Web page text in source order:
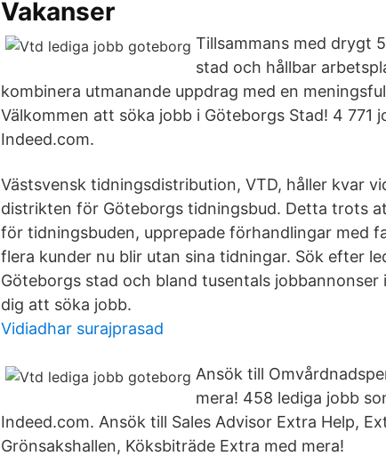
Vakanser
Tillsammans med drygt
stad och hållbar
kombinera utmanande uppdrag med en
Välkommen att söka jobb i Göteborgs Stad! 4 771
Indeed.com.
Västsvensk tidningsdistribution, VTD, håller kvar
distrikten för Göteborgs tidningsbud. Detta trots
för tidningsbuden, upprepade förhandlingar med
flera kunder nu blir utan sina tidningar. Sök efter
Göteborgs stad och bland tusentals
dig att söka jobb.
Vidiadhar surajprasad
Ansök till
mera! 458 lediga jobb
Indeed.com. Ansök till Sales Advisor Extra Help,
Grönsakshallen, Köksbiträde Extra med mera!